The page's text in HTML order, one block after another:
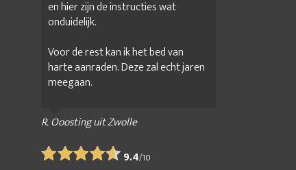
en hier zijn de instructies wat
onduidelijk.
Voor de rest kan ik het bed van
harte aanraden. Deze zal echt jaren
meegaan.
R. Ooosting uit Zwolle
9.4/10